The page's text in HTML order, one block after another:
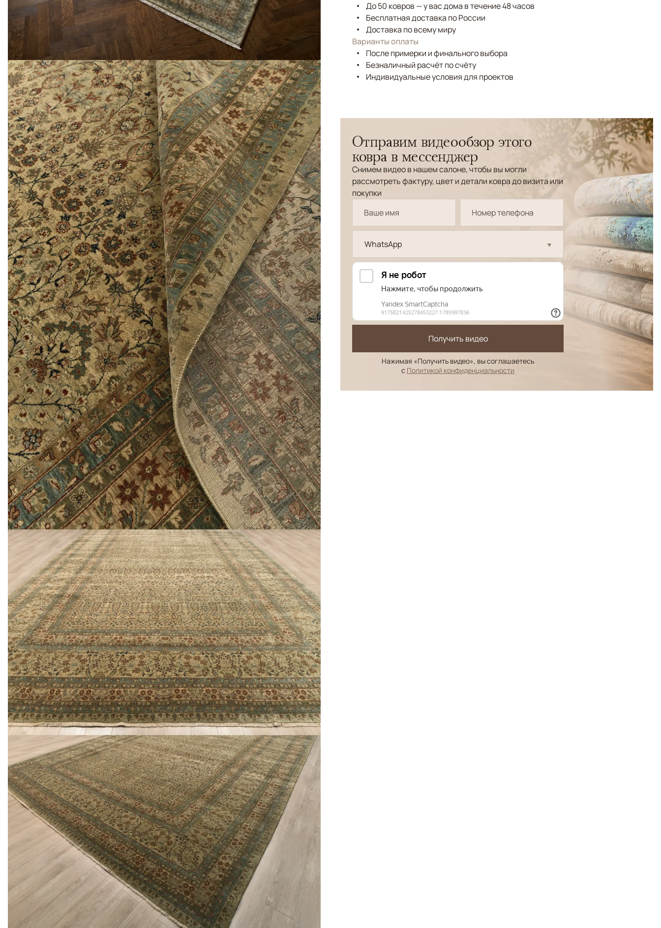
До 50 ковров — у вас дома в течение 48 часов
Бесплатная доставка по России
Доставка по всему миру
Варианты оплаты
После примерки и финального выбора
Безналичный расчёт по счёту
Индивидуальные условия для проектов
Отправим видеообзор этого
ковра в мессенджер
Снимем видео в нашем салоне, чтобы вы могли
рассмотреть фактуру, цвет и детали ковра до визита или
покупки
WhatsApp
Получить видео
Нажимая «Получить видео», вы соглашаетесь
с Политикой конфиденциальности